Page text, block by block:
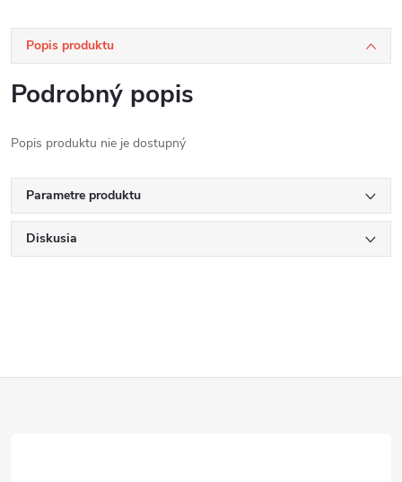
Popis produktu
Podrobný popis
Popis produktu nie je dostupný
Parametre produktu
Diskusia